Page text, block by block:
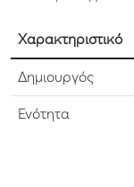
Χαρακτηριστικό
Δημιουργός
Ενότητα